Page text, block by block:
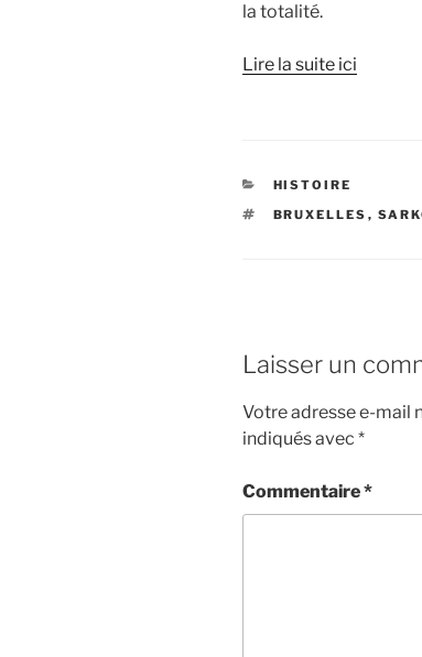
la totalité.
Lire la suite ici
CATÉGORIES
HISTOIRE
ÉTIQUETTES
BRUXELLES ,
Laisser un
Votre adresse e-mail
indiqués avec *
Commentaire*